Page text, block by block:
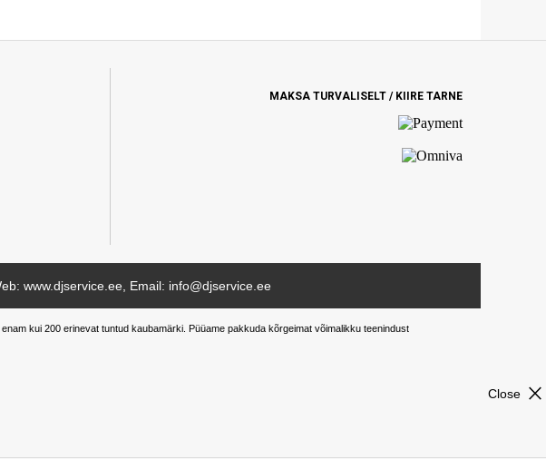
MAKSA TURVALISELT / KIIRE TARNE
www.djservice.ee, Email: info@djservice.ee
kui 200 erinevat tuntud kaubamärki. Püüame pakkuda kõrgeimat võimalikku teenindust
close
Close